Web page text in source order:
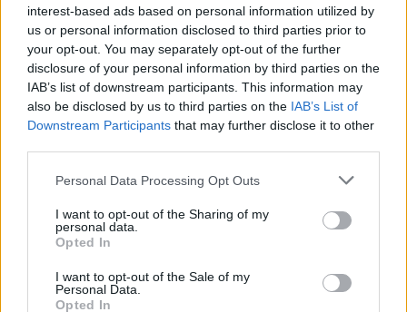
interest-based ads based on personal information utilized by
us or personal information disclosed to third parties prior to
your opt-out. You may separately opt-out of the further
disclosure of your personal information by third parties on the
IAB’s list of downstream participants. This information may
also be disclosed by us to third parties on the IAB’s List of
Downstream Participants that may further disclose it to other
Personal Data Processing Opt Outs
I want to opt-out of the Sharing of my
personal data.
Opted In
I want to opt-out of the Sale of my
Personal Data.
Opted In
νοικιάσουν, είτε να τα διαθέσουν ξανά στην αγορά,
ενισχύοντας την προσφορά κατοικίας.
ΣτοΒανκούβερ, ο φόρος σε κενές κατοικίες
συνδέθηκε μεμείωση των άδειων διαμερισμάτων
και διοχέτευση μέρους των εσόδων σε προγράμματα